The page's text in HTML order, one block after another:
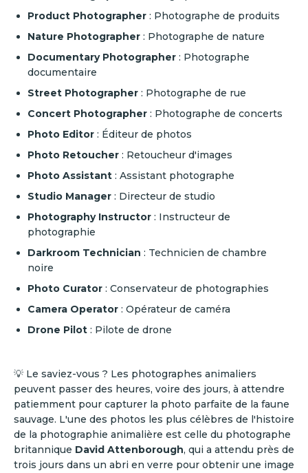
Product Photographer : Photographe de produits
Nature Photographer : Photographe de nature
Documentary Photographer : Photographe
documentaire
Street Photographer : Photographe de rue
Concert Photographer : Photographe de concerts
Photo Editor : Éditeur de photos
Photo Retoucher : Retoucheur d'images
Photo Assistant : Assistant photographe
Studio Manager : Directeur de studio
Photography Instructor : Instructeur de
photographie
Darkroom Technician : Technicien de chambre
noire
Photo Curator : Conservateur de photographies
Camera Operator : Opérateur de caméra
Drone Pilot : Pilote de drone
💡 Le saviez-vous ? Les photographes animaliers
peuvent passer des heures, voire des jours, à attendre
patiemment pour capturer la photo parfaite de la faune
sauvage. L'une des photos les plus célèbres de l'histoire
de la photographie animalière est celle du photographe
britannique David Attenborough, qui a attendu près de
trois jours dans un abri en verre pour obtenir une image